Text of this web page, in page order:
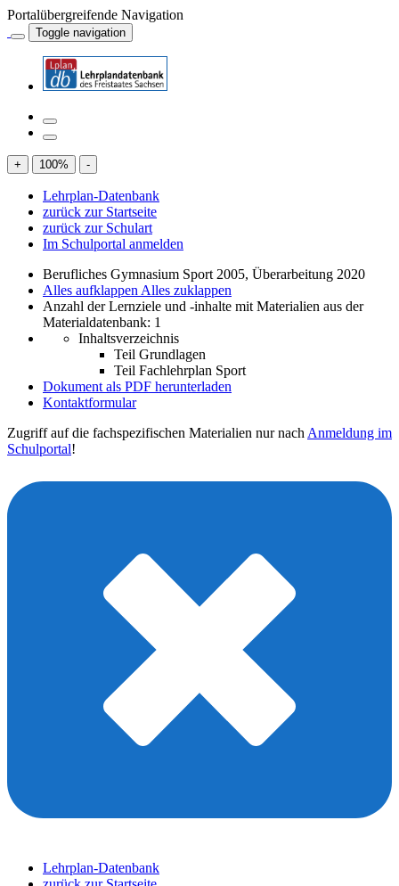
Portalübergreifende Navigation
Toggle navigation
+ 100% -
Lehrplan-Datenbank
zurück zur Startseite
zurück zur Schulart
Im Schulportal anmelden
Berufliches Gymnasium Sport 2005, Überarbeitung 2020
Alles aufklappen Alles zuklappen
Anzahl der Lernziele und -inhalte mit Materialien aus der
Materialdatenbank: 1
Inhaltsverzeichnis
Teil Grundlagen
Teil Fachlehrplan Sport
Dokument als PDF herunterladen
Kontaktformular
Zugriff auf die fachspezifischen Materialien nur nach Anmeldung im
Schulportal!
Lehrplan-Datenbank